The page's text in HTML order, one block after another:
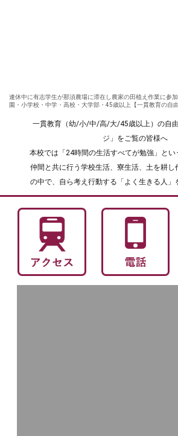
連休中に有志学生が那須農場に滞在し農家の田植え作業に参
園・小学校・中学・高校・大学部・45歳以上【一貫教育の自由
一貫教育（幼/小/中/高/大/45歳以上）の自
ジ」をご覧の皆様へ
本校では「24時間の生活すべてが勉強」とい
仲間と共に行う学校生活、寮生活、土を耕し
の中で、自ら考え行動する「よく生きる人」